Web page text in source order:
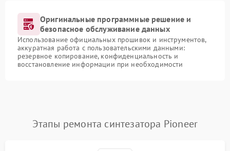
Оригинальные программные решение и
безопасное обслуживание данных
Использование официальных прошивок и инструментов,
аккуратная работа с пользовательскими данными:
резервное копирование, конфиденциальность и
восстановление информации при необходимости
Этапы ремонта синтезатора Pioneer